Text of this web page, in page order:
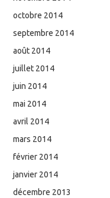
octobre 2014
septembre 2014
août 2014
juillet 2014
juin 2014
mai 2014
avril 2014
mars 2014
février 2014
janvier 2014
décembre 2013